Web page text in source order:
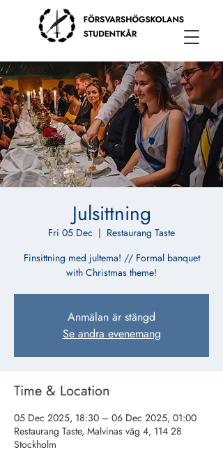
Julsittning
Fri 05 Dec
  |
Restaurang Taste
Finsittning med jultema! // Formal banquet
with Christmas theme!
Anmälan är stängd
Se andra evenemang
Time & Location
05 Dec 2025, 18:30 – 06 Dec 2025, 01:00
Restaurang Taste, Malvinas väg 4, 114 28
Stockholm